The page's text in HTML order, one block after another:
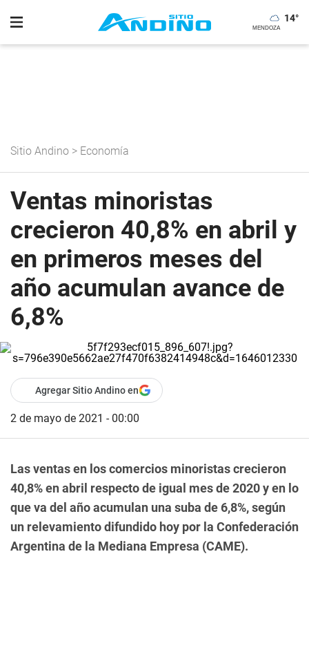
14°
Sitio Andino > Economía
Ventas minoristas
crecieron 40,8% en abril y
en primeros meses del
año acumulan avance de
6,8%
Agregar Sitio Andino en
2 de mayo de 2021 - 00:00
Las ventas en los comercios minoristas crecieron
40,8% en abril respecto de igual mes de 2020 y en lo
que va del año acumulan una suba de 6,8%, según
un relevamiento difundido hoy por la Confederación
Argentina de la Mediana Empresa (CAME).